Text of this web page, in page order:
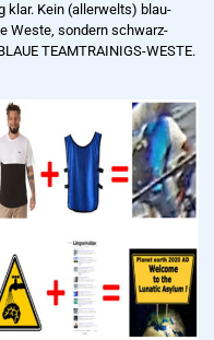
klar. Kein (allerwelts) blau-
Weste, sondern schwarz-
TEAMTRAINIGS-WESTE.